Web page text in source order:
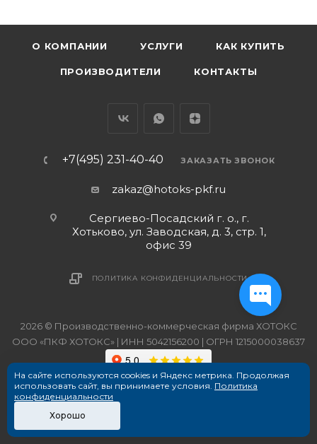
О КОМПАНИИ УСЛУГИ КАК КУПИТЬ
ПРОИЗВОДИТЕЛИ КОНТАКТЫ
+7(495) 231-40-40 ЗАКАЗАТЬ ЗВОНОК
zakaz@hotoks-pkf.ru
Сергиево-Посадский г. о., г.
Хотьково, ул. Заводская, д. 3, стр. 1,
офис 39
ПОЛИТИКА КОНФИДЕНЦИАЛЬНОСТИ
2026 © Производственно-коммерческая фирма ХОТОКС
ООО «ПКФ ХОТОКС» | ИНН 5042156200 | ОГРН 1215000038637
На сайте используются cookies и Яндекс метрика. Продолжая
использовать сайт, вы принимаете условия. Политика
конфиденциальности
Хорошо